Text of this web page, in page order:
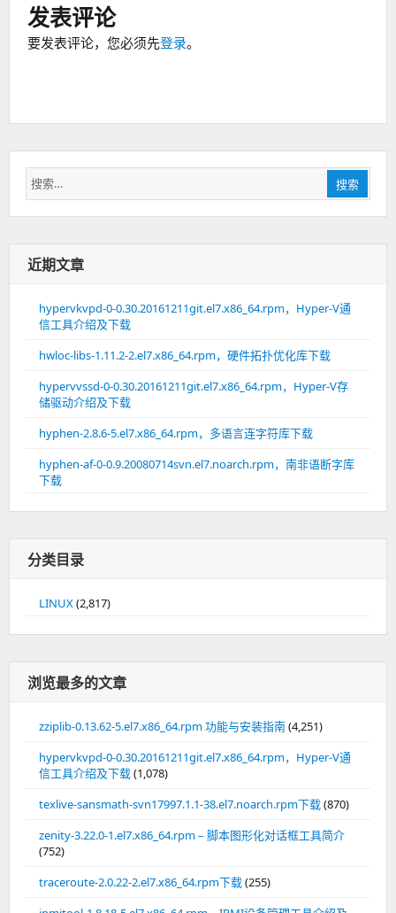
发表评论
要发表评论，您必须先登录。
搜
索：
搜索
近期文章
hypervkvpd-0-0.30.20161211git.el7.x86_64.rpm，Hyper-V通
信工具介绍及下载
hwloc-libs-1.11.2-2.el7.x86_64.rpm，硬件拓扑优化库下载
hypervvssd-0-0.30.20161211git.el7.x86_64.rpm，Hyper-V存
储驱动介绍及下载
hyphen-2.8.6-5.el7.x86_64.rpm，多语言连字符库下载
hyphen-af-0-0.9.20080714svn.el7.noarch.rpm，南非语断字库
下载
分类目录
LINUX(2,817)
浏览最多的文章
zziplib-0.13.62-5.el7.x86_64.rpm 功能与安装指南(4,251)
hypervkvpd-0-0.30.20161211git.el7.x86_64.rpm，Hyper-V通
信工具介绍及下载(1,078)
texlive-sansmath-svn17997.1.1-38.el7.noarch.rpm下载(870)
zenity-3.22.0-1.el7.x86_64.rpm – 脚本图形化对话框工具简介
(752)
traceroute-2.0.22-2.el7.x86_64.rpm下载(255)